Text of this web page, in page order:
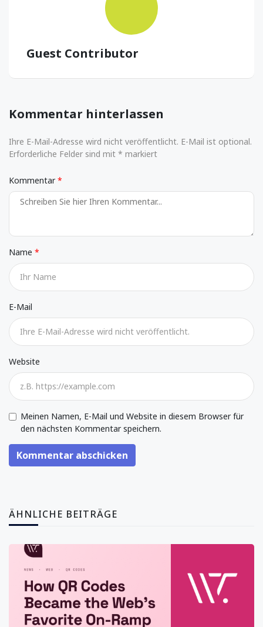
Guest Contributor
Kommentar hinterlassen
Ihre E-Mail-Adresse wird nicht veröffentlicht. E-Mail ist optional.
Erforderliche Felder sind mit * markiert
Kommentar
Name
E-Mail
Website
Meinen Namen, E-Mail und Website in diesem Browser für
den nächsten Kommentar speichern.
Kommentar abschicken
ÄHNLICHE BEITRÄGE